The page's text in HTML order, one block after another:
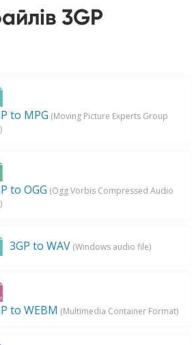
3GP
to MPG (Moving Picture Experts Group
to OGG (Ogg Vorbis Compressed Audio
3GP to WAV (Windows audio file)
to WEBM (Multimedia Container Format)